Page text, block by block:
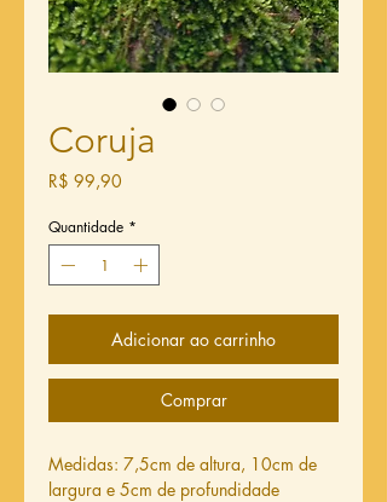
Coruja
R$ 99,90
Quantidade *
Adicionar ao carrinho
Comprar
Medidas: 7,5cm de altura, 10cm de
largura e 5cm de profundidade